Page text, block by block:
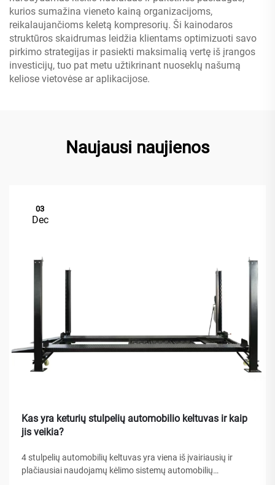
kurios sumažina vieneto kainą organizacijoms,
reikalaujančioms keletą kompresorių. Ši kainodaros
struktūros skaidrumas leidžia klientams optimizuoti savo
pirkimo strategijas ir pasiekti maksimalią vertę iš įrangos
investicijų, tuo pat metu užtikrinant nuoseklų našumą
keliose vietovėse ar aplikacijose.
Naujausi naujienos
03
Dec
Kas yra keturių stulpelių automobilio keltuvas ir kaip
jis veikia?
4 stulpelių automobilių keltuvas yra viena iš įvairiausių ir
plačiausiai naudojamų kėlimo sistemų automobilių